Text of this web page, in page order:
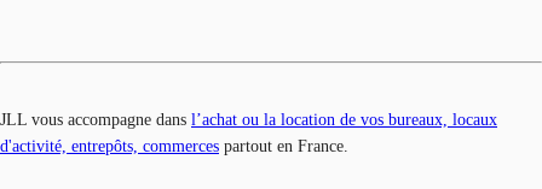
JLL vous accompagne dans l’achat ou la location de vos bureaux, locaux
d'activité, entrepôts, commerces partout en France.